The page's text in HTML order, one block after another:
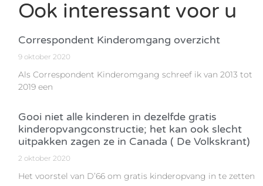
Ook interessant voor u
Correspondent Kinderomgang overzicht
9 oktober 2020
Als Correspondent Kinderomgang schreef ik van 2013 tot
2019 een
Gooi niet alle kinderen in dezelfde gratis
kinderopvangconstructie; het kan ook slecht
uitpakken zagen ze in Canada ( De Volkskrant)
2 oktober 2020
Het voorstel van D’66 om gratis kinderopvang in te zetten